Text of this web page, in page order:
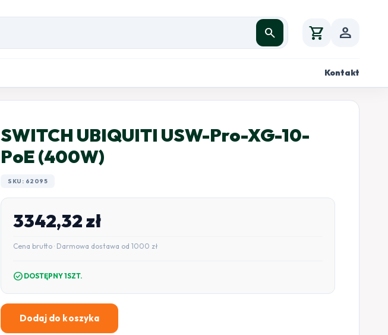
search shopping_cart person
Kontakt
SWITCH UBIQUITI USW-Pro-XG-10-
PoE (400W)
SKU: 62095
3342,32zł
Cena brutto · Darmowa dostawa od 1000 zł
check_circle DOSTĘPNY 1SZT.
ilość
Dodaj do koszyka